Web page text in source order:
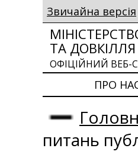
Звичайна версія
ТА
ОФІЦІЙНИЙ ВЕБ-
ПРО
питань